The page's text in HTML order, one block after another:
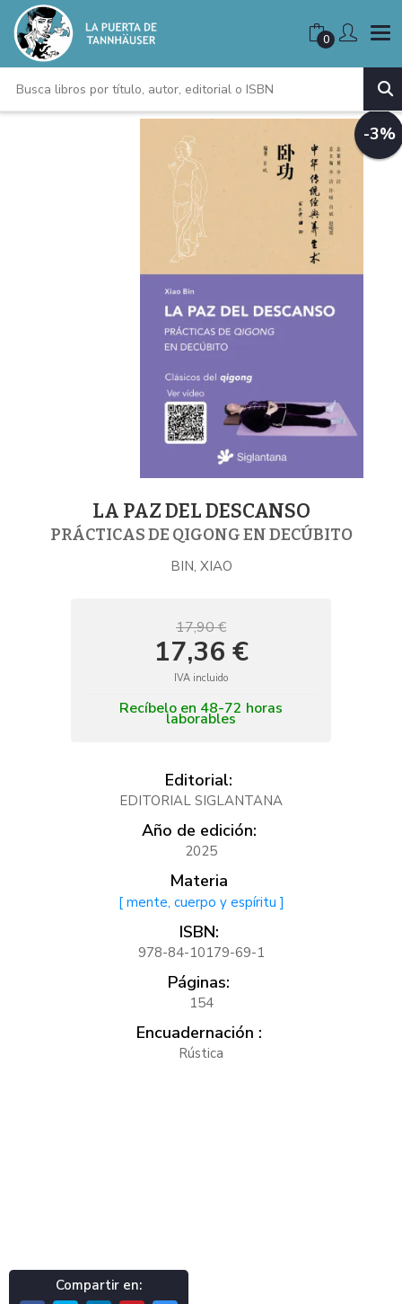
0
-3%
LA PAZ DEL DESCANSO
PRÁCTICAS DE QIGONG EN DECÚBITO
BIN, XIAO
17,90 €
17,36 €
IVA incluido
Recíbelo en 48-72 horas
laborables
Editorial:
EDITORIAL SIGLANTANA
Año de edición:
2025
Materia
[ mente, cuerpo y espíritu ]
ISBN:
978-84-10179-69-1
Páginas:
154
Encuadernación :
Rústica
Compartir en: